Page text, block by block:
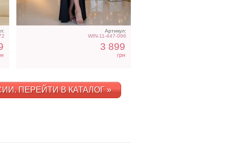
Артикул:
WIN-11-447-096
3 899
грн
ПЕРЕЙТИ В КАТАЛОГ »